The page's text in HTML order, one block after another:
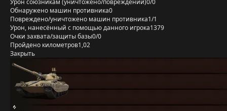
Урон союзникам (уничтожено/повреждений)0/0
Обнаружено машин противника0
Повреждено/уничтожено машин противника1/1
Урон, нанесённый с помощью данного игрока1379
Очки захвата/защиты базы0/0
Пройдено километров1,02
Закрыть